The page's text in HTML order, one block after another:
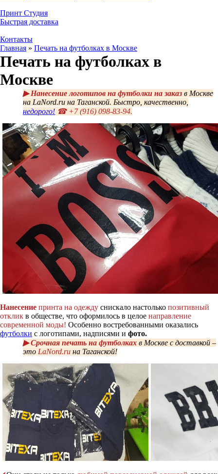
Принт Студия
Быстрая доставка
Контакты
Главная » Печать на футболках в Москве
Печать на футболках в
Москве
▶ Нанесение логотипов на футболки на заказ в Москве
на LaNord.ru на Таганской. Быстро, качественно,
недорого! ☎ +7 (916) 098-83-94.
Нанесение принта на одежду снискало настолько позитивный
отклик в обществе, что оформилось в целое направление
современной моды! Особенно востребованными оказались
футболки с логотипами, надписями и фото.
▶ Срочная печать на футболках в Москве с доставкой –
это LaNord.ruна Таганской!